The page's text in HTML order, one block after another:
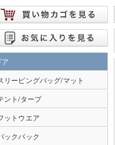
ア
リーピングバッグ/マット
ント/タープ
ットウエア
ックパック